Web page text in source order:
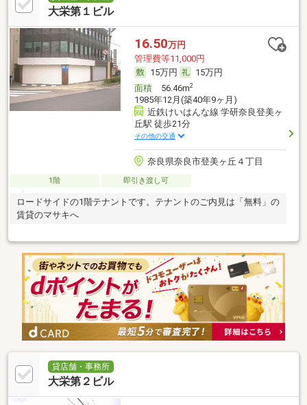
大栄第１ビル
16.50万円
管理費等11,000円
15万円
15万円
面積56.46m2
1985年12月(築40年9ヶ月)
近鉄けいはんな線 学研奈良登美ヶ
丘駅 徒歩21分
その他の交通
奈良県奈良市登美ヶ丘４丁目
1階 即引き渡し可
ロードサイドの1階テナントです。テナントのご内見は「無料」の
賃貸のマサキへ
貸店舗・事務所
大栄第２ビル